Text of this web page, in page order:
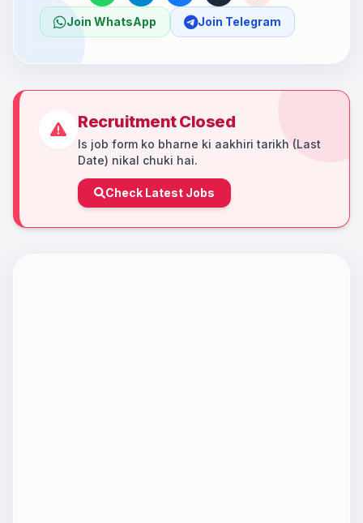
Join WhatsApp Join Telegram
Recruitment Closed
Is job form ko bharne ki aakhiri tarikh (Last
Date) nikal chuki hai.
Check Latest Jobs